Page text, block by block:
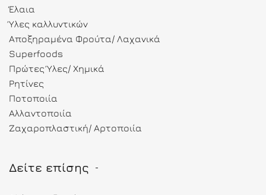
Έλαια
Ύλες καλλυντικών
Αποξηραμένα Φρούτα/ Λαχανικά
Superfoods
Πρώτες Ύλες/ Χημικά
Ρητίνες
Ποτοποιία
Αλλαντοποιία
Ζαχαροπλαστική/ Αρτοποιία
Δείτε επίσης